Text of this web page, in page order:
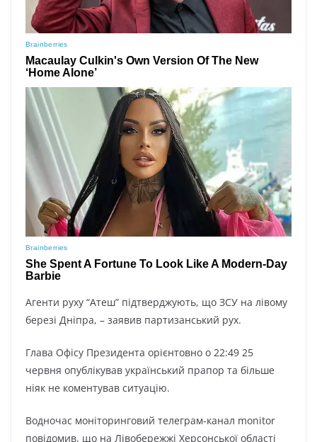
Агенти руху “Атеш” підтверджують, що ЗСУ на лівому
березі Дніпра, – заявив партизанський рух.
Глава Офісу Президента орієнтовно о 22:49 25
червня опублікував український прапор та більше
ніяк не коментував ситуацію.
Водночас моніторинговий телеграм-канал monitor
повідомив, що на Лівобережжі Херсонської області